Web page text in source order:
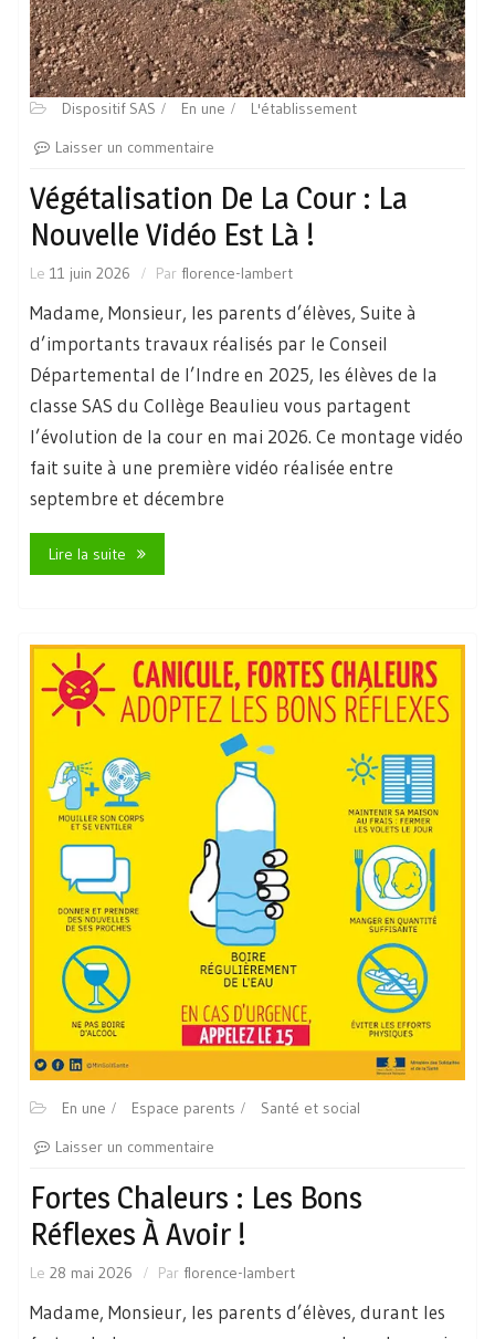
Dispositif SAS En une
L'établissement
Laisser un commentaire
Végétalisation De La Cour : La
Nouvelle Vidéo Est Là !
Le 11 juin 2026 Par florence-lambert
Madame, Monsieur, les parents d’élèves, Suite à
d’importants travaux réalisés par le Conseil
Départemental de l’Indre en 2025, les élèves de la
classe SAS du Collège Beaulieu vous partagent
l’évolution de la cour en mai 2026. Ce montage vidéo
fait suite à une première vidéo réalisée entre
septembre et décembre
Lire la suite
En une Espace parents
Santé et social
Laisser un commentaire
Fortes Chaleurs : Les Bons
Réflexes À Avoir !
Le 28 mai 2026 Par florence-lambert
Madame, Monsieur, les parents d’élèves, durant les